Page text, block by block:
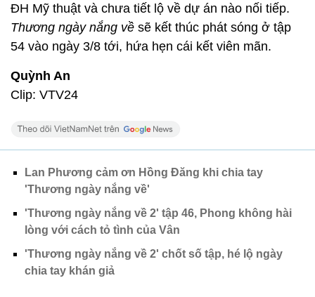
ĐH Mỹ thuật và chưa tiết lộ về dự án nào nối tiếp.
Thương ngày nắng về sẽ kết thúc phát sóng ở tập
54 vào ngày 3/8 tới, hứa hẹn cái kết viên mãn.
Quỳnh An
Clip: VTV24
Lan Phương cảm ơn Hồng Đăng khi chia tay
'Thương ngày nắng về'
'Thương ngày nắng về 2' tập 46, Phong không hài
lòng với cách tỏ tình của Vân
'Thương ngày nắng về 2' chốt số tập, hé lộ ngày
chia tay khán giả